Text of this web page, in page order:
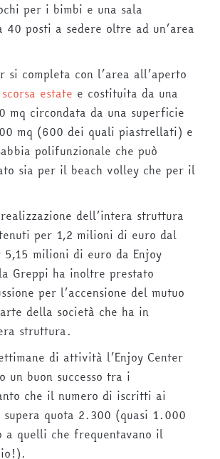
per i bimbi e una sala
40 posti a sedere oltre ad un’area
si completa con l’area all’aperto
estate e costituita da una
mq circondata da una superficie
mq (600 dei quali piastrellati) e
polifunzionale che può
sia per il beach volley che per il
dell’intera struttura
per 1,2 milioni di euro dal
5,15 milioni di euro da Enjoy
Greppi ha inoltre prestato
per l’accensione del mutuo
della società che ha in
struttura.
di attività l’Enjoy Center
un buon successo tra i
che il numero di iscritti ai
supera quota 2.300 (quasi 1.000
a quelli che frequentavano il